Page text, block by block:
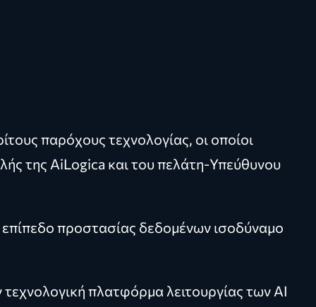
παρόχους τεχνολογίας, οι οποίοι
της AiLogica και του πελάτη-Υπεύθυνου
προστασίας δεδομένων ισοδύναμο
τεχνολογική πλατφόρμα λειτουργίας των AI